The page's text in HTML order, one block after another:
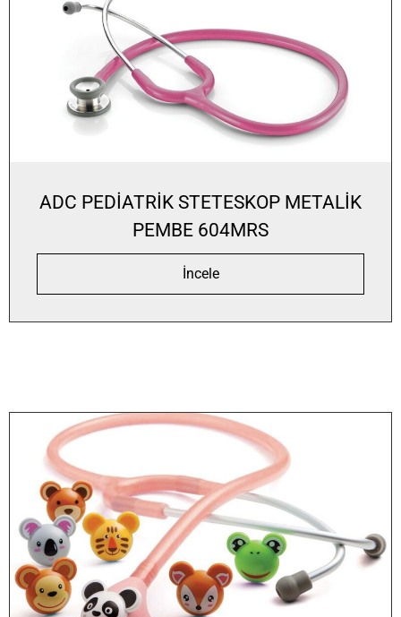
ADC PEDİATRİK STETESKOP METALİK
PEMBE 604MRS
İncele